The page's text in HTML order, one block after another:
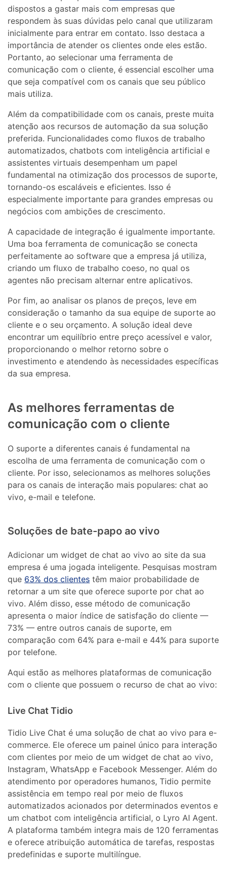
dispostos a gastar mais com empresas que
respondem às suas dúvidas pelo canal que utilizaram
inicialmente para entrar em contato. Isso destaca a
importância de atender os clientes onde eles estão.
Portanto, ao selecionar uma ferramenta de
comunicação com o cliente, é essencial escolher uma
que seja compatível com os canais que seu público
mais utiliza.
Além da compatibilidade com os canais, preste muita
atenção aos recursos de automação da sua solução
preferida. Funcionalidades como fluxos de trabalho
automatizados, chatbots com inteligência artificial e
assistentes virtuais desempenham um papel
fundamental na otimização dos processos de suporte,
tornando-os escaláveis ​​e eficientes. Isso é
especialmente importante para grandes empresas ou
negócios com ambições de crescimento.
A capacidade de integração é igualmente importante.
Uma boa ferramenta de comunicação se conecta
perfeitamente ao software que a empresa já utiliza,
criando um fluxo de trabalho coeso, no qual os
agentes não precisam alternar entre aplicativos.
Por fim, ao analisar os planos de preços, leve em
consideração o tamanho da sua equipe de suporte ao
cliente e o seu orçamento. A solução ideal deve
encontrar um equilíbrio entre preço acessível e valor,
proporcionando o melhor retorno sobre o
investimento e atendendo às necessidades específicas
da sua empresa.
As melhores ferramentas de
comunicação com o cliente
O suporte a diferentes canais é fundamental na
escolha de uma ferramenta de comunicação com o
cliente. Por isso, selecionamos as melhores soluções
para os canais de interação mais populares: chat ao
vivo, e-mail e telefone.
Soluções de bate-papo ao vivo
Adicionar um widget de chat ao vivo ao site da sua
empresa é uma jogada inteligente. Pesquisas mostram
que 63% dos clientes têm maior probabilidade de
retornar a um site que oferece suporte por chat ao
vivo. Além disso, esse método de comunicação
apresenta o maior índice de satisfação do cliente —
73% — entre outros canais de suporte, em
comparação com 64% para e-mail e 44% para suporte
por telefone.
Aqui estão as melhores plataformas de comunicação
com o cliente que possuem o recurso de chat ao vivo:
Live Chat Tidio
Tidio Live Chat é uma solução de chat ao vivo para e-
commerce. Ele oferece um painel único para interação
com clientes por meio de um widget de chat ao vivo,
Instagram, WhatsApp e Facebook Messenger. Além do
atendimento por operadores humanos, Tidio permite
assistência em tempo real por meio de fluxos
automatizados acionados por determinados eventos e
um chatbot com inteligência artificial, o Lyro AI Agent.
A plataforma também integra mais de 120 ferramentas
e oferece atribuição automática de tarefas, respostas
predefinidas e suporte multilíngue.